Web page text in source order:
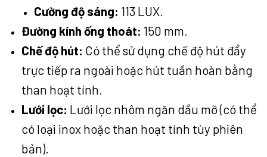
Cường độ sáng: 113 LUX.
Đường kính ống thoát: 150 mm.
Chế độ hút: Có thể sử dụng chế độ hút đẩy
trực tiếp ra ngoài hoặc hút tuần hoàn bằng
than hoạt tính.
Lưới lọc: Lưới lọc nhôm ngăn dầu mỡ (có thể
có loại inox hoặc than hoạt tính tùy phiên
bản).